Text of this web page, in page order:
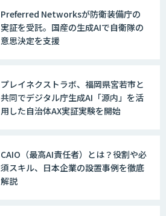
Preferred Networksが防衛装備庁の
実証を受託。国産の生成AIで自衛隊の
意思決定を支援
プレイネクストラボ、福岡県宮若市と
共同でデジタル庁生成AI「源内」を活
用した自治体AX実証実験を開始
CAIO（最高AI責任者）とは？役割や必
須スキル、日本企業の設置事例を徹底
解説